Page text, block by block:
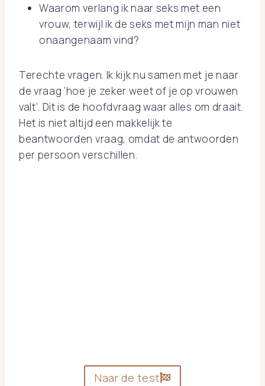
Waarom verlang ik naar seks met een
vrouw, terwijl ik de seks met mijn man niet
onaangenaam vind?
Terechte vragen. Ik kijk nu samen met je naar
de vraag ‘hoe je zeker weet of je op vrouwen
valt’. Dit is de hoofdvraag waar alles om draait.
Het is niet altijd een makkelijk te
beantwoorden vraag, omdat de antwoorden
per persoon verschillen.
Naar de test